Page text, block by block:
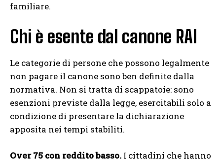
familiare.
Chi è esente dal canone RAI
Le categorie di persone che possono legalmente
non pagare il canone sono ben definite dalla
normativa. Non si tratta di scappatoie: sono
esenzioni previste dalla legge, esercitabili solo a
condizione di presentare la dichiarazione
apposita nei tempi stabiliti.
Over 75 con reddito basso. I cittadini che hanno